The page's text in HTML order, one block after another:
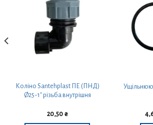
Коліно Santehplast ПЕ (ПНД)
Ø25-1″ різьба внутрішня
20,50 ₴